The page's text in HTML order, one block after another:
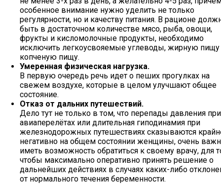
особенное внимание нужно уделить не только
регулярности, но и качеству питания. В рационе
быть в достаточном количестве мясо, рыба, овощи,
фрукты и кисломолочные продукты, необходимо
исключить легкоусвояемые углеводы, жирную пищу
копченую пищу.
Умеренная физическая нагрузка.
В первую очередь речь идет о пеших прогулках на
свежем воздухе, которые в целом улучшают общее
состояние.
Отказ от дальних путешествий.
Дело тут не только в том, что перепады давления при
авиаперелётах или длительная гиподинамия при
железнодорожных путешествиях сказываются
негативно на общем состоянии женщины, очень
иметь возможность обратиться к своему врачу, для
чтобы максимально оперативно принять решение о
дальнейших действиях в случаях каких-либо
от нормального течения беременности.